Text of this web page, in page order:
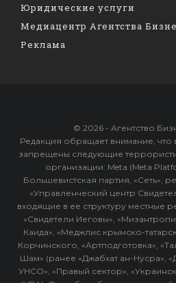
Юридические услуги
Медиацентр Агентства
Реклама
© 2026 - Агентство
Редакция обращает внимание,
запрещены следующие
организации: Meta (Meta
Большевистская партия, «Сеть»,
«Управленческий центр
входящие в ее структуру местные
«Свидетели Иеговы»,
Каида», «Меджлис крымско-
Корчинского, «Артподготовка»,
Шам» (ранее «Джабхат ан-Нусра»,
УНСО», «Правый сектор»,